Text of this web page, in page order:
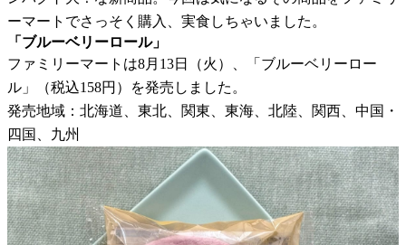
ーマートでさっそく購入、実食しちゃいました。
「ブルーベリーロール」
ファミリーマートは8月13日（火）、「ブルーベリーロー
ル」（税込158円）を発売しました。
発売地域：北海道、東北、関東、東海、北陸、関西、中国・
四国、九州